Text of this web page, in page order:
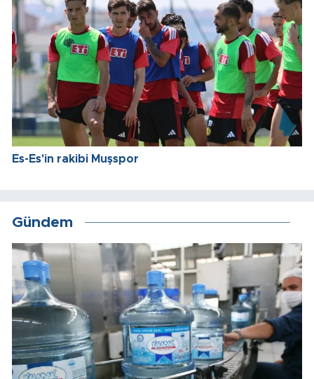
Es-Es'in rakibi Muşspor
Gündem